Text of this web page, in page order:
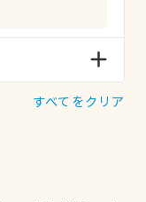
すべてをクリア